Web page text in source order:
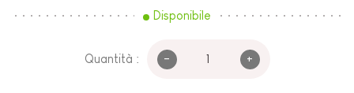
Disponibile
Quantità : - +